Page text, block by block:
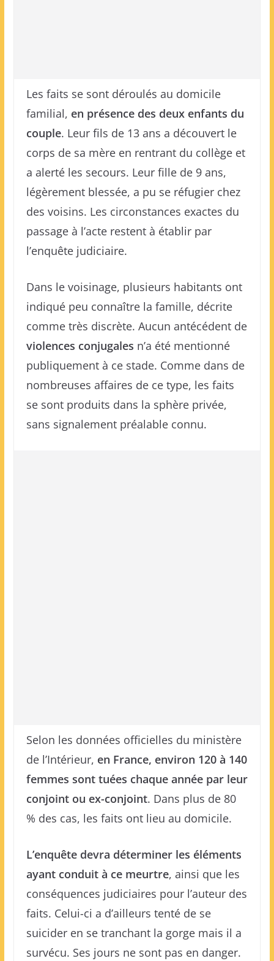
Les faits se sont déroulés au domicile
familial, en présence des deux enfants du
couple. Leur fils de 13 ans a découvert le
corps de sa mère en rentrant du collège et
a alerté les secours. Leur fille de 9 ans,
légèrement blessée, a pu se réfugier chez
des voisins. Les circonstances exactes du
passage à l’acte restent à établir par
l’enquête judiciaire.
Dans le voisinage, plusieurs habitants ont
indiqué peu connaître la famille, décrite
comme très discrète. Aucun antécédent de
violences conjugales n’a été mentionné
publiquement à ce stade. Comme dans de
nombreuses affaires de ce type, les faits
se sont produits dans la sphère privée,
sans signalement préalable connu.
Selon les données officielles du ministère
de l’Intérieur, en France, environ 120 à 140
femmes sont tuées chaque année par leur
conjoint ou ex-conjoint. Dans plus de 80
% des cas, les faits ont lieu au domicile.
L’enquête devra déterminer les éléments
ayant conduit à ce meurtre, ainsi que les
conséquences judiciaires pour l’auteur des
faits. Celui-ci a d’ailleurs tenté de se
suicider en se tranchant la gorge mais il a
survécu. Ses jours ne sont pas en danger.